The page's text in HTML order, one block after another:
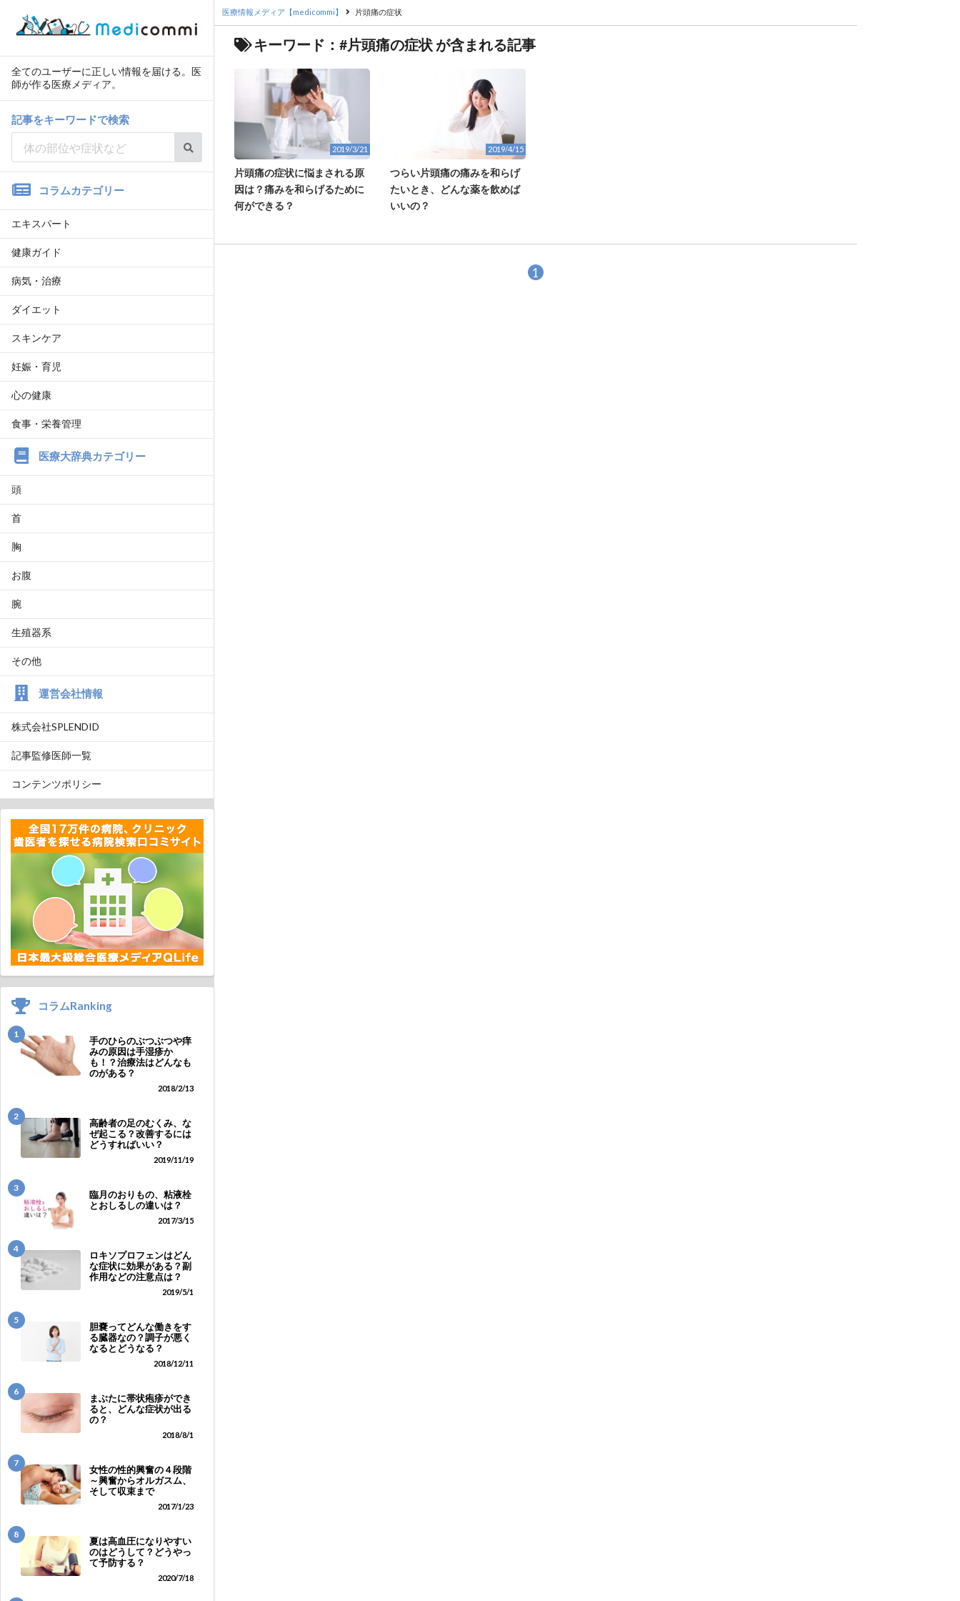
全てのユーザーに正しい情報を届ける。医
師が作る医療メディア。
記事をキーワードで検索
コラムカテゴリー
エキスパート
健康ガイド
病気・治療
ダイエット
スキンケア
妊娠・育児
心の健康
食事・栄養管理
医療大辞典カテゴリー
頭
首
胸
お腹
腕
生殖器系
その他
運営会社情報
株式会社SPLENDID
記事監修医師一覧
コンテンツポリシー
コラムRanking
1
手のひらのぶつぶつや痒
みの原因は手湿疹か
も！？治療法はどんなも
のがある？
2018/2/13
2
高齢者の足のむくみ、な
ぜ起こる？改善するには
どうすればいい？
2019/11/19
3
臨月のおりもの、粘液栓
とおしるしの違いは？
2017/3/15
4
ロキソプロフェンはどん
な症状に効果がある？副
作用などの注意点は？
2019/5/1
5
胆嚢ってどんな働きをす
る臓器なの？調子が悪く
なるとどうなる？
2018/12/11
6
まぶたに帯状疱疹ができ
ると、どんな症状が出る
の？
2018/8/1
7
女性の性的興奮の４段階
～興奮からオルガスム、
そして収束まで
2017/1/23
8
夏は高血圧になりやすい
のはどうして？どうやっ
て予防する？
2020/7/18
医療情報メディア【medicommi】 片頭痛の症状
キーワード：#片頭痛の症状 が含まれる記事
2019/3/21
片頭痛の症状に悩まされる原
因は？痛みを和らげるために
何ができる？
2019/4/15
つらい片頭痛の痛みを和らげ
たいとき、どんな薬を飲めば
いいの？
1